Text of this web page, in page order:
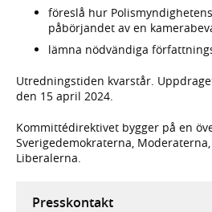
föreslå hur
påbörjandet av en
lämna nödvändiga
Utredningstiden kvarstår.
den 15 april 2024.
Kommittédirektivet bygger på en
Sverigedemokraterna,
Liberalerna.
Presskontakt